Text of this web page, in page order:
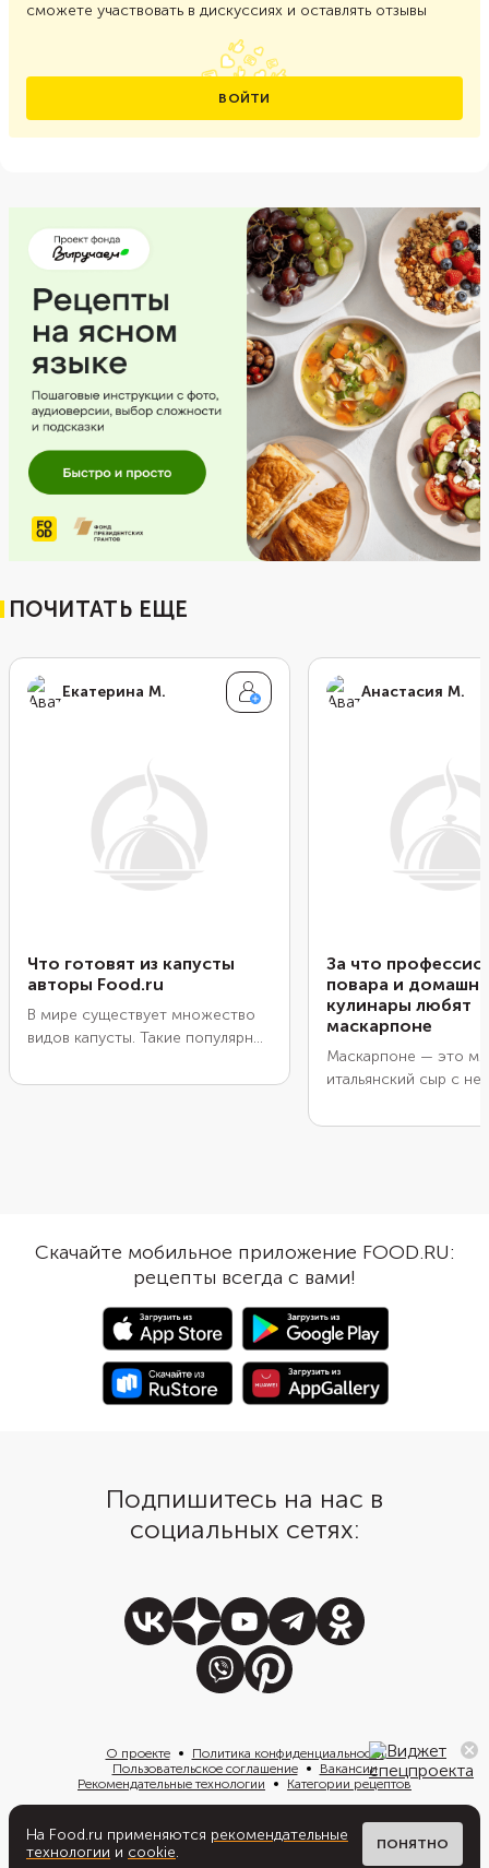
сможете участвовать в дискуссиях и оставлять отзывы
ВОЙТИ
ПОЧИТАТЬ ЕЩЕ
Екатерина М.
Что готовят из капусты
авторы Food.ru
В мире существует множество
видов капусты. Такие популярные
пекинская или кольраби, часто
составьте свой рейтинг
Анастасия М.
За что
повара и
кулинары любят
маскарпоне
Маскарпоне — это
итальянский сыр с
вкусом. Его ценят за
Скачайте мобильное приложение FOOD.RU:
рецепты всегда с вами!
Подпишитесь на нас в
социальных сетях:
О проекте
Политика конфиденциальности
Пользовательское соглашение
Вакансии
Рекомендательные технологии
Категории рецептов
Написать нам
На Food.ru применяются рекомендательные
технологии и cookie. ПОНЯТНО